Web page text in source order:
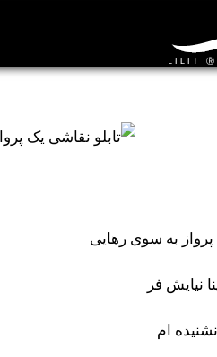
به سوی رهایی
نیایش فر
نشنیده ام